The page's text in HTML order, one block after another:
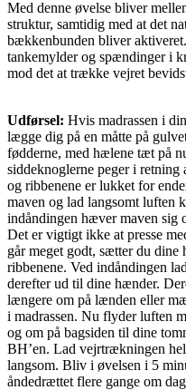
Med denne øvelse bliver
struktur, samtidig med at det
bækkenbunden bliver
tankemylder og spændinger i
mod det at trække vejret
Udførsel: Hvis madrassen i
lægge dig på en måtte på
fødderne, med hælene tæt på
siddeknoglerne peger i
og ribbenene er lukket for
maven og lad langsomt luften
indåndingen hæver maven sig
Det er vigtigt ikke at presse
går meget godt, sætter du dine
ribbenene. Ved indåndingen
derefter ud til dine hænder.
længere om på lænden eller
i madrassen. Nu flyder luften
og om på bagsiden til dine
BH’en. Lad vejrtrækningen
langsom. Bliv i øvelsen i 5
åndedrættet flere gange om